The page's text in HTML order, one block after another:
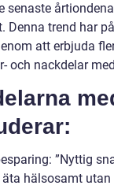
senaste
Denna trend har
att erbjuda
och nackdelar
”Nyttig
hälsosamt